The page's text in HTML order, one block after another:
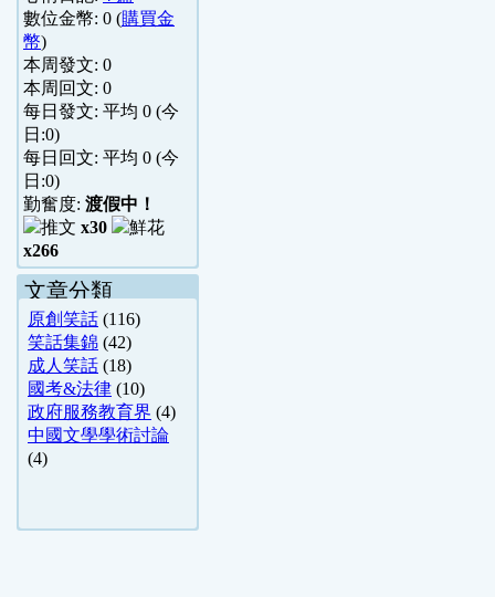
數位金幣: 0 (購買金
幣)
本周發文: 0
本周回文: 0
每日發文: 平均 0 (今
日:0)
每日回文: 平均 0 (今
日:0)
勤奮度: 渡假中！
x30
x266
文章分類
原創笑話 (116)
笑話集錦 (42)
成人笑話 (18)
國考&法律 (10)
政府服務教育界 (4)
中國文學學術討論
(4)